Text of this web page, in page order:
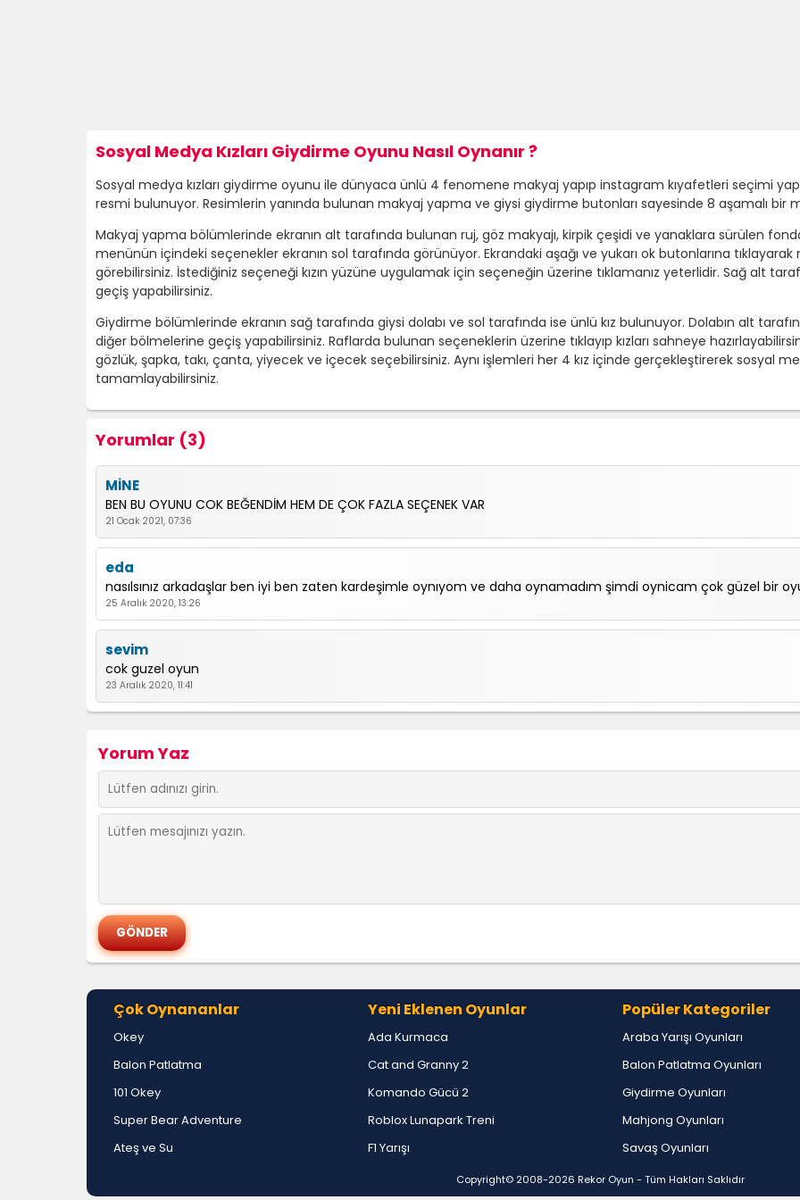
Sosyal Medya Kızları Giydirme Oyunu Nasıl Oynanır ?
Sosyal medya kızları giydirme oyunu ile dünyaca ünlü 4 fenomene makyaj yapıp instagram kıyafetleri seçimi
resmi bulunuyor. Resimlerin yanında bulunan makyaj yapma ve giysi giydirme butonları sayesinde 8 aşamalı bir
Makyaj yapma bölümlerinde ekranın alt tarafında bulunan ruj, göz makyajı, kirpik çeşidi ve yanaklara sürülen
menünün içindeki seçenekler ekranın sol tarafında görünüyor. Ekrandaki aşağı ve yukarı ok butonlarına
görebilirsiniz. İstediğiniz seçeneği kızın yüzüne uygulamak için seçeneğin üzerine tıklamanız yeterlidir. Sağ alt
geçiş yapabilirsiniz.
Giydirme bölümlerinde ekranın sağ tarafında giysi dolabı ve sol tarafında ise ünlü kız bulunuyor. Dolabın alt
diğer bölmelerine geçiş yapabilirsiniz. Raflarda bulunan seçeneklerin üzerine tıklayıp kızları sahneye
gözlük, şapka, takı, çanta, yiyecek ve içecek seçebilirsiniz. Aynı işlemleri her 4 kız içinde gerçekleştirerek sosyal
tamamlayabilirsiniz.
Yorumlar (3)
MİNE
BEN BU OYUNU COK BEĞENDİM HEM DE ÇOK FAZLA SEÇENEK VAR
21 Ocak 2021, 07:36
eda
nasılsınız arkadaşlar ben iyi ben zaten kardeşimle oynıyom ve daha oynamadım şimdi oynicam çok güzel bir
25 Aralık 2020, 13:26
sevim
cok guzel oyun
23 Aralık 2020, 11:41
Yorum Yaz
Çok Oynananlar
Okey
Balon Patlatma
101 Okey
Super Bear Adventure
Ateş ve Su
Yeni Eklenen Oyunlar
Ada Kurmaca
Cat and Granny 2
Komando Gücü 2
Roblox Lunapark Treni
F1 Yarışı
Popüler Kategoriler
Araba Yarışı Oyunları
Balon Patlatma Oyunları
Giydirme Oyunları
Mahjong Oyunları
Savaş Oyunları
Copyright© 2008-2026 Rekor Oyun - Tüm Hakları Saklıdır